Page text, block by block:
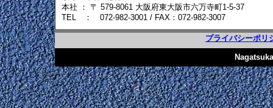
本社 ： 〒 579-8061 大阪府東大阪市六万寺町1-5-37
TEL ： 072-982-3001 / FAX：072-982-3007
プライバシーポリ